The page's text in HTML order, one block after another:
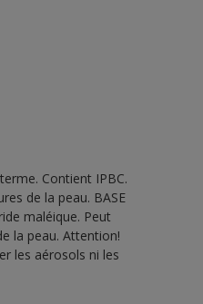
Contient IPBC.
de la peau. BASE
maléique. Peut
la peau. Attention!
les aérosols ni les